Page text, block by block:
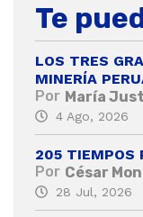
Te
LOS TRES
MINERÍA
Por María
4 Ago, 2026
205 TIEMPOS
Por César
28 Jul, 2026